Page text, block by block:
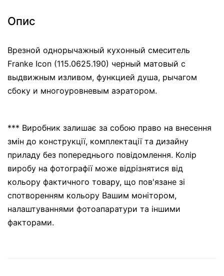
Опис
Врезной однорычажный кухонный смеситель
Franke Icon (115.0625.190) черный матовый с
выдвижным изливом, функцией душа, рычагом
сбоку и многоуровневым аэратором.
*** Виробник залишає за собою право на внесення
змін до конструкції, комплектації та дизайну
приладу без попереднього повідомлення. Колір
виробу на фотографії може відрізнятися від
кольору фактичного товару, що пов'язане зі
спотворенням кольору Вашим монітором,
налаштуваннями фотоапаратури та іншими
факторами.